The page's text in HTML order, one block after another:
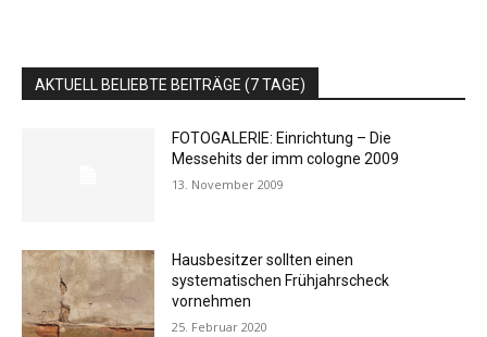
AKTUELL BELIEBTE BEITRÄGE (7 TAGE)
FOTOGALERIE: Einrichtung – Die
Messehits der imm cologne 2009
13. November 2009
Hausbesitzer sollten einen
systematischen Frühjahrscheck
vornehmen
25. Februar 2020